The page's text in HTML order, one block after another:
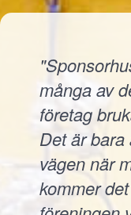
många av
företag
Det är
vägen när
kommer